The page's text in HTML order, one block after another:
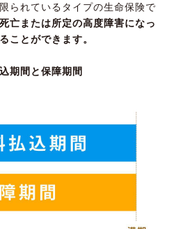
られているタイプの生命保険で
亡または所定の高度障害になっ
ことができます。
期間と保障期間